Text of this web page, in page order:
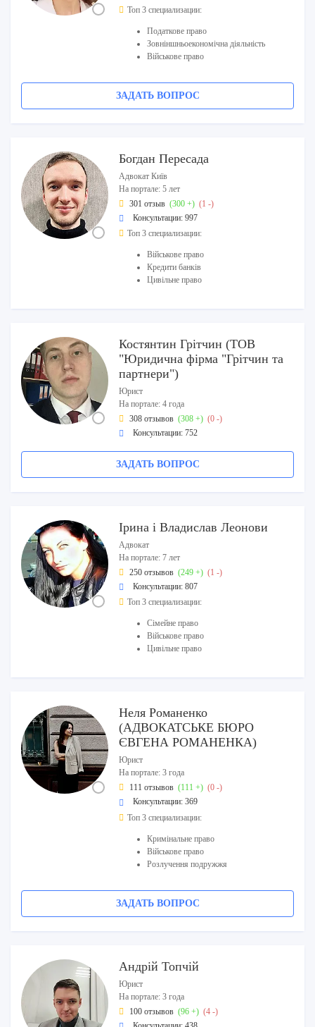
Топ 3 специализации:
Податкове право
Зовніншньоекономічна діяльність
Військове право
ЗАДАТЬ ВОПРОС
Богдан Пересада
Адвокат Київ
На портале: 5 лет
301 отзыв (300 +) (1 -)
Консультации: 997
Топ 3 специализации:
Військове право
Кредити банків
Цивільне право
Костянтин Грітчин (ТОВ
"Юридична фірма "Грітчин та
партнери")
Юрист
На портале: 4 года
308 отзывов (308 +) (0 -)
Консультации: 752
ЗАДАТЬ ВОПРОС
Ірина і Владислав Леонови
Адвокат
На портале: 7 лет
250 отзывов (249 +) (1 -)
Консультации: 807
Топ 3 специализации:
Сімейне право
Військове право
Цивільне право
Неля Романенко
(АДВОКАТСЬКЕ БЮРО
ЄВГЕНА РОМАНЕНКА)
Юрист
На портале: 3 года
111 отзывов (111 +) (0 -)
Консультации: 369
Топ 3 специализации:
Кримінальне право
Військове право
Розлучення подружжя
ЗАДАТЬ ВОПРОС
Андрій Топчій
Юрист
На портале: 3 года
100 отзывов (96 +) (4 -)